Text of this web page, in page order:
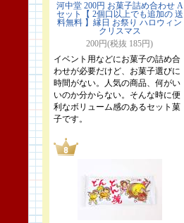
河中堂 200円 お菓子詰め合わせ A
セット【 2個口以上でも追加の 送
料無料 】縁日 お祭り ハロウィン
クリスマス
200円(税抜 185円)
イベント用などにお菓子の詰め合
わせが必要だけど、お菓子選びに
時間がない。人気の商品、何がい
いのか分からない。そんな時に便
利なボリューム感のあるセット菓
子です。